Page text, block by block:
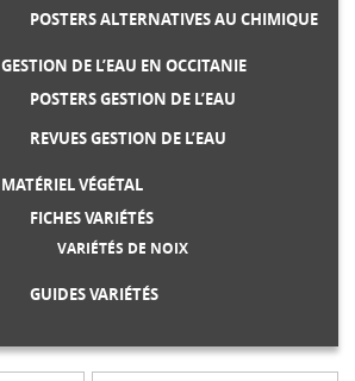
POSTERS ALTERNATIVES AU CHIMIQUE
GESTION DE L’EAU EN OCCITANIE
POSTERS GESTION DE L’EAU
REVUES GESTION DE L’EAU
MATÉRIEL VÉGÉTAL
FICHES VARIÉTÉS
VARIÉTÉS DE NOIX
GUIDES VARIÉTÉS